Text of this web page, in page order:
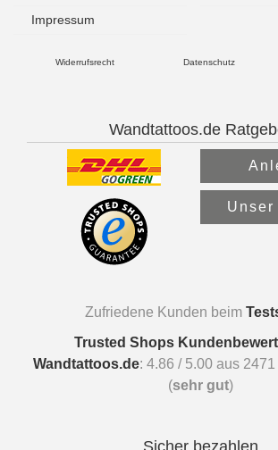
Impressum
Widerrufsrecht Datenschutz
Wandtattoos.de
Unser
Zufriedene Kunden beim
Trusted Shops
Wandtattoos.de: 4.86 / 5.00 aus 2471
(sehr gut)
Sicher bezahlen